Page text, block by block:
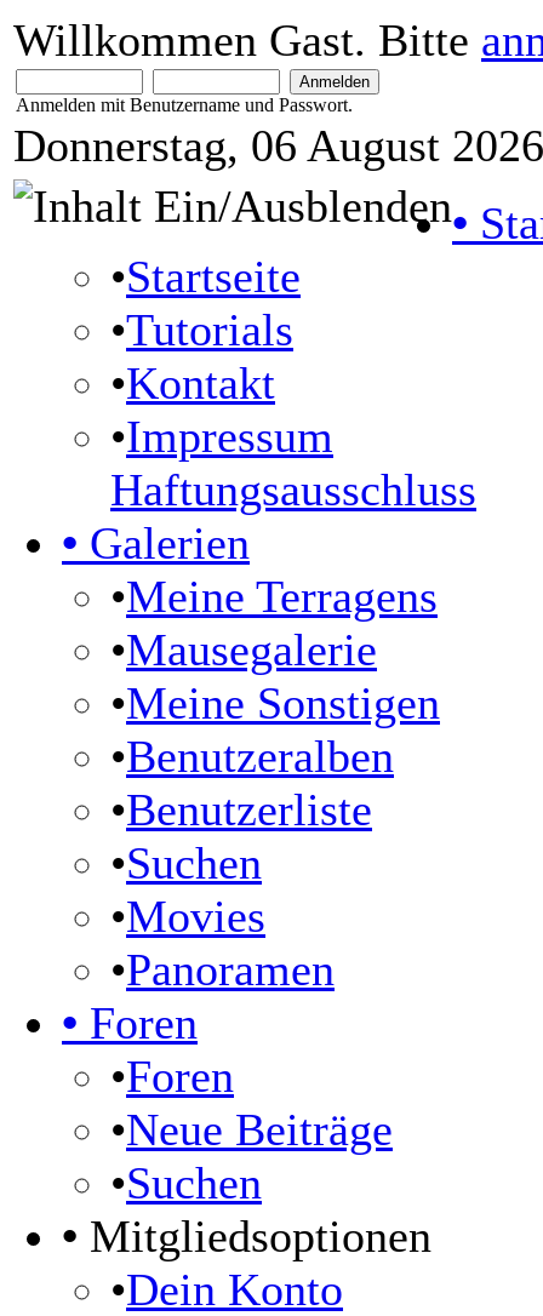
Willkommen Gast. Bitte
Anmelden mit Benutzername und Passwort.
Donnerstag, 06 August
•
•Startseite
•Tutorials
•Kontakt
•Impressum
Haftungsausschluss
• Galerien
•Meine Terragens
•Mausegalerie
•Meine Sonstigen
•Benutzeralben
•Benutzerliste
•Suchen
•Movies
•Panoramen
• Foren
•Foren
•Neue Beiträge
•Suchen
• Mitgliedsoptionen
•Dein Konto